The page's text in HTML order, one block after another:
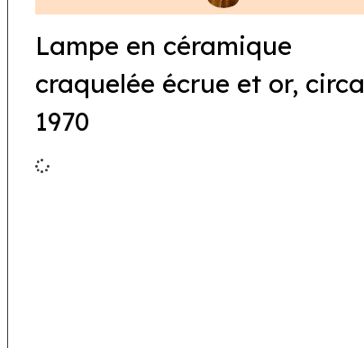
Lampe en céramique
craquelée écrue et or, circa
1970